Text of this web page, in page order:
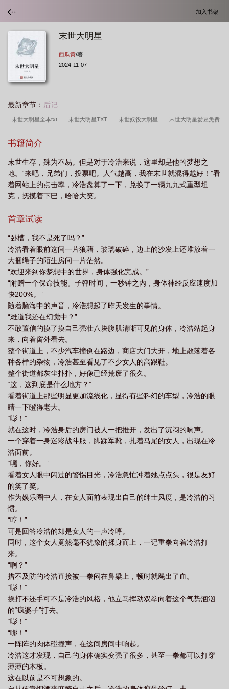
加入书架
末世大明星
西瓜黄/著
2024-11-07
最新章节： 后记
末世大明星全本txt 末世大明星TXT 末世奴役大明星 末世大明星爱豆免费
大腿漫画最新章节更新内容
章节列表 未世大明星 末世大明星txt 末世大明星吧百度贴吧 末世明星
美女 末世大明星为了活着抱大腿最新章节 末世大明星被强抢 末世大明星最
新章节 末世大明星为了活着最新章节更新时间
世大明星黑道老大
集 末世明星老婆 末世大明星第一章节
明星 末世大明星为了活着抱大腿
书籍简介
末世生存，殊为不易。但是对于冷浩来说，这里却是他的梦想之
地。“来吧，兄弟们，投票吧。人气越高，我在末世就混得越好！”看
着网站上的点击率，冷浩盘算了一下，兑换了一辆九九式重型坦
克，抚摸着下巴，哈哈大笑。...
首章试读
“卧槽，我不是死了吗？”
冷浩看着眼前这间一片狼藉，玻璃破碎，边上的沙发上还堆放着一
大捆绳子的陌生房间一片茫然。
“欢迎来到你梦想中的世界，身体强化完成。”
“附赠一个保命技能。子弹时间，一秒钟之内，身体神经反应速度加
快200%。”
随着脑海中的声音，冷浩想起了昨天发生的事情。
“难道我还在幻觉中？”
不敢置信的摸了摸自己强壮八块腹肌清晰可见的身体，冷浩站起身
来，向着窗外看去。
整个街道上，不少汽车撞倒在路边，商店大门大开，地上散落着各
种各样的杂物，冷浩甚至看见了不少女人的高跟鞋。
整个街道都灰尘扑扑，好像已经荒废了很久。
“这，这到底是什么地方？”
看着街道上那些明显更加流线化，显得有些科幻的车型，冷浩的眼
睛一下瞪得老大。
“嘭！”
就在这时，冷浩身后的房门被人一把推开，发出了沉闷的响声。
一个穿着一身迷彩战斗服，脚踩军靴，扎着马尾的女人，出现在冷
浩面前。
“嘿，你好。”
看着女人眼中闪过的警惕目光，冷浩急忙冲着她点点头，很是友好
的笑了笑。
作为娱乐圈中人，在女人面前表现出自己的绅士风度，是冷浩的习
惯。
“哼！”
可是回答冷浩的却是女人的一声冷哼。
同时，这个女人竟然毫不犹豫的揉身而上，一记重拳向着冷浩打
来。
“啊？”
措不及防的冷浩直接被一拳闷在鼻梁上，顿时就飚出了血。
“嘭！”
挨打不还手可不是冷浩的风格，他立马挥动双拳向着这个气势汹汹
的“疯婆子”打去。
“嘭！”
“嘭！”
一阵阵的肉体碰撞声，在这间房间中响起。
冷浩这才发现，自己的身体确实变强了很多，甚至一拳都可以打穿
薄薄的木板。
这在以前是不可想象的。